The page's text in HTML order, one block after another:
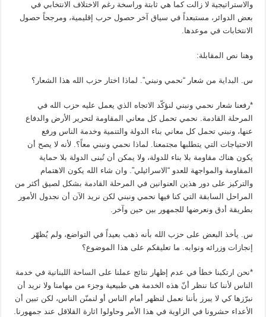
والاستراتيجية لا زالت كما هي ثابتة وراسخة رغم الاختلاف الانتخابي في
بعض الدوائر، مستبعداً في سياق آخر حصول حرب إقليمية، ومرجحاً حصول
الانتخابات في موعدها.
وهنا نص المقابلة:
س. البداية من شعار “نحمي ونبني”. لماذا اختار حزب الله هذا الشعار؟
*رفعنا شعار نحمي ونبني لنؤكّد الاتجاه الذي يعمل عليه حزب الله في
المرحلة القادمة. نحمي تحمل كل معاني المقاومة لتحرير الأرض والدفاع
عنها، ونبني تحمل كل معاني بناء الدولة والتنمية وخدمة الناس ورفع
الاحتياجات التي يتطلبها مجتمعنا. لماذا نحمي ونبني معاً؟. لأنه لا يصح أن
يكون هناك مقاومة بلا بناء للدولة، ولا يمكن أن تُبنى الدولة بلا حماية
المقاومة والمواجهة للعدو “الاسرائيلي”. وان شاء الله يكون الاهتمام
والتركيز على دور هذين العنوانين في المرحلة القادمة بشكل لصيق أكثر من
المراحل السابقة التي كنا فيها نحمي ونبني لكن نريد الآن أن نجدول الأمور
بطريقة أدق ونعرضها للجمهور بين حين وآخر.
س. يأخذ البعض على حزب الله بأنه ذهب بعيداً في التواضع، ولم يُظهّر
إنجازات وزرائه ونوابه. ما تعليقكم على هذا الموضوع؟
*نحن ارتكبنا خطأ في عدم إظهار نتائج عملنا على الساحة اللبنانية في خدمة
الناس لأننا كنا ننظر أنّ هذه الخدمة هي طبيعية وجزء من مهامنا ولا نريد أن
نبرّزها كي لا يبرز بأننا نعمل لنظهر أمام الناس أو لنمنّن الناس، لكن تبين أن
الأعداء حشرونا في الزاوية في هذا الأمر وحاولوا اثارة القلاقل عند جمهورنا.